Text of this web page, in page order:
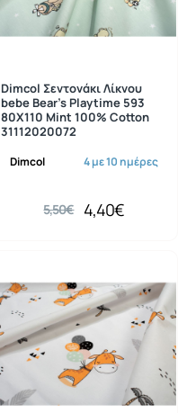
Dimcol 4 με 10 ημέρες
Dimcol Σεντονάκι Λίκνου
bebe Bear's Playtime 593
80X110 Mint 100% Cotton
31112020072
4,40€
5,50€